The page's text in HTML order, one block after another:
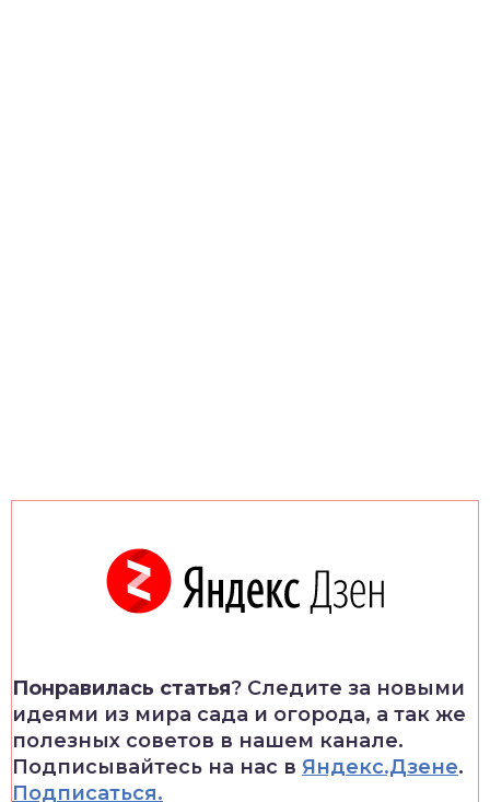
Понравилась статья? Следите за новыми
идеями из мира сада и огорода, а так же
полезных советов в нашем канале.
Подписывайтесь на нас в Яндекс.Дзене.
Подписаться.